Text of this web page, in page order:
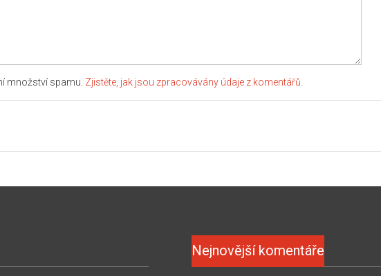
množství spamu. Zjistěte, jak jsou zpracovávány údaje z komentářů.
Nejnovější komentáře